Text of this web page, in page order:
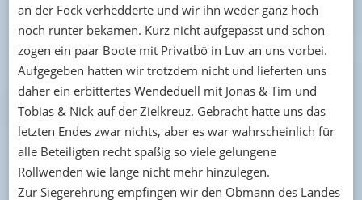
an der Fock verhedderte und wir ihn weder ganz hoch
noch runter bekamen. Kurz nicht aufgepasst und schon
zogen ein paar Boote mit Privatbö in Luv an uns vorbei.
Aufgegeben hatten wir trotzdem nicht und lieferten uns
daher ein erbittertes Wendeduell mit Jonas & Tim und
Tobias & Nick auf der Zielkreuz. Gebracht hatte uns das
letzten Endes zwar nichts, aber es war wahrscheinlich für
alle Beteiligten recht spaßig so viele gelungene
Rollwenden wie lange nicht mehr hinzulegen.
Zur Siegerehrung empfingen wir den Obmann des Landes